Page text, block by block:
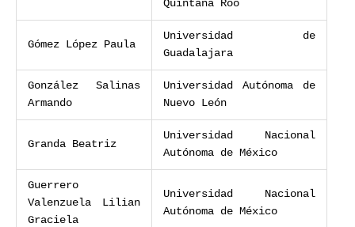
Quintana Roo
Gómez López Paula
Universidad de
Guadalajara
González Salinas
Armando
Universidad Autónoma de
Nuevo León
Granda Beatriz
Universidad Nacional
Autónoma de México
Guerrero
Valenzuela Lilian
Graciela
Universidad Nacional
Autónoma de México